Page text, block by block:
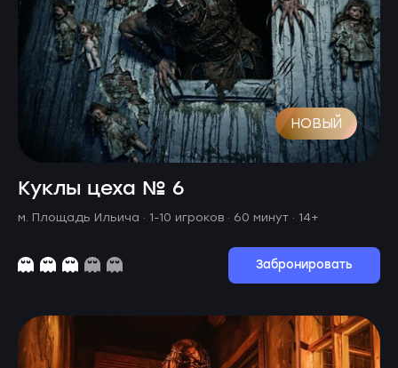
НОВЫЙ
Куклы цеха № 6
м. Площадь Ильича · 1-10 игроков · 60 минут · 14+
Забронировать